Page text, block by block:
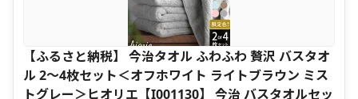
【ふるさと納税】 今治タオル ふわふわ 贅沢 バスタオ
ル 2～4枚セット＜オフホワイト ライトブラウン ミス
トグレー＞ヒオリエ【I001130】 今治 バスタオルセッ